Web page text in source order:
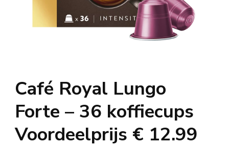
Café Royal Lungo
Forte – 36 koffiecups
Voordeelprijs € 12.99